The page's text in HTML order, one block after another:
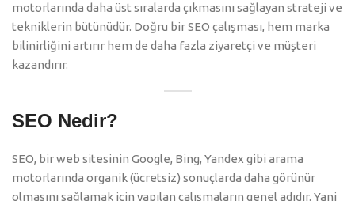
motorlarında daha üst sıralarda çıkmasını sağlayan strateji ve
tekniklerin bütünüdür. Doğru bir SEO çalışması, hem marka
bilinirliğini artırır hem de daha fazla ziyaretçi ve müşteri
kazandırır.
SEO Nedir?
SEO, bir web sitesinin Google, Bing, Yandex gibi arama
motorlarında organik (ücretsiz) sonuçlarda daha görünür
olmasını sağlamak için yapılan çalışmaların genel adıdır. Yani